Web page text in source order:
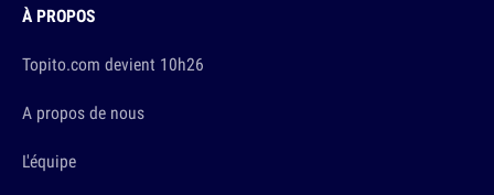
À PROPOS
Topito.com devient 10h26
A propos de nous
L'équipe